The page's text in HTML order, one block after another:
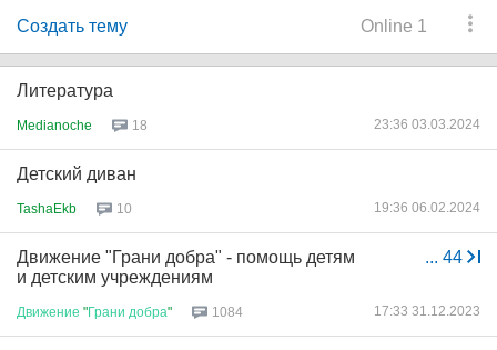
Online 1
Создать тему
Литература
Medianoche 18 23:36 03.03.2024
Детский диван
TashaEkb 10 19:36 06.02.2024
... 44
Движение "Грани добра" - помощь детям
и детским учреждениям
Движение "Грани добра" 1084 17:33 31.12.2023